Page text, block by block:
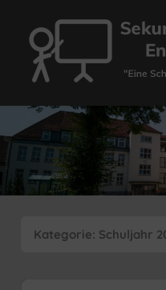
Inhalt
springen
Sekundarschule
Ennepetal
Kategorie: Schuljahr